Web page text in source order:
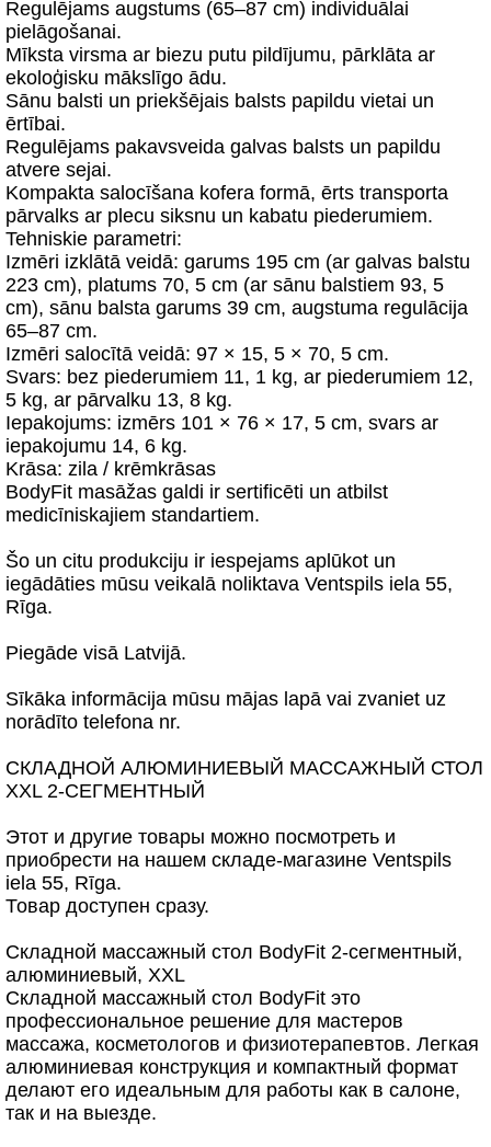
Regulējams augstums (65–87 cm) individuālai
pielāgošanai.
Mīksta virsma ar biezu putu pildījumu, pārklāta ar
ekoloģisku mākslīgo ādu.
Sānu balsti un priekšējais balsts papildu vietai un
ērtībai.
Regulējams pakavsveida galvas balsts un papildu
atvere sejai.
Kompakta salocīšana kofera formā, ērts transporta
pārvalks ar plecu siksnu un kabatu piederumiem.
Tehniskie parametri:
Izmēri izklātā veidā: garums 195 cm (ar galvas balstu
223 cm), platums 70, 5 cm (ar sānu balstiem 93, 5
cm), sānu balsta garums 39 cm, augstuma regulācija
65–87 cm.
Izmēri salocītā veidā: 97 × 15, 5 × 70, 5 cm.
Svars: bez piederumiem 11, 1 kg, ar piederumiem 12,
5 kg, ar pārvalku 13, 8 kg.
Iepakojums: izmērs 101 × 76 × 17, 5 cm, svars ar
iepakojumu 14, 6 kg.
Krāsa: zila / krēmkrāsas
BodyFit masāžas galdi ir sertificēti un atbilst
medicīniskajiem standartiem.
Šo un citu produkciju ir iespejams aplūkot un
iegādāties mūsu veikalā noliktava Ventspils iela 55,
Rīga.
Piegāde visā Latvijā.
Sīkāka informācija mūsu mājas lapā vai zvaniet uz
norādīto telefona nr.
СКЛАДНОЙ АЛЮМИНИЕВЫЙ МАССАЖНЫЙ СТОЛ
XXL 2-СЕГМЕНТНЫЙ
Этот и другие товары можно посмотреть и
приобрести на нашем складе-магазине Ventspils
iela 55, Rīga.
Товар доступен сразу.
Складной массажный стол BodyFit 2-сегментный,
алюминиевый, XXL
Складной массажный стол BodyFit это
профессиональное решение для мастеров
массажа, косметологов и физиотерапевтов. Легкая
алюминиевая конструкция и компактный формат
делают его идеальным для работы как в салоне,
так и на выезде.